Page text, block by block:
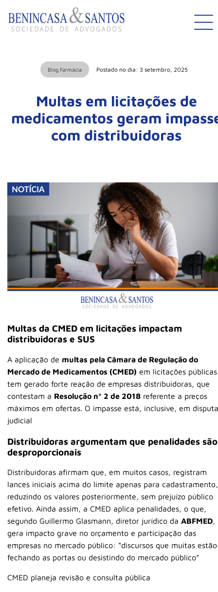
Blog Farmácia Postado no dia: 3 setembro, 2025
Multas em licitações de
medicamentos geram
com distribuidoras
Multas da CMED em licitações impactam
distribuidoras e SUS
A aplicação de multas pela Câmara de Regulação do
Mercado de Medicamentos (CMED) em licitações públicas
tem gerado forte reação de empresas distribuidoras, que
contestam a Resolução nº 2 de 2018 referente a preços
máximos em ofertas. O impasse está, inclusive, em disputa
judicial
Distribuidoras argumentam que penalidades são
desproporcionais
Distribuidoras afirmam que, em muitos casos, registram
lances iniciais acima do limite apenas para cadastramento,
reduzindo os valores posteriormente, sem prejuízo público
efetivo. Ainda assim, a CMED aplica penalidades, o que,
segundo Guillermo Glasmann, diretor jurídico da ABFMED,
gera impacto grave no orçamento e participação das
empresas no mercado público: “discursos que muitas estão
fechando as portas ou desistindo do mercado público”
CMED planeja revisão e consulta pública